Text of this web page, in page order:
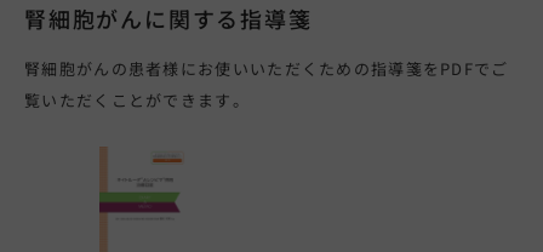
腎細胞がんに関する指導箋
腎細胞がんの患者様にお使いいただくための指導箋をPDFでご
覧いただくことができます。